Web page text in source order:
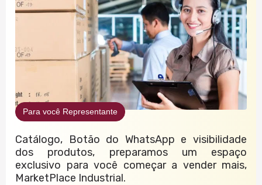
Para você Representante
Catálogo, Botão do WhatsApp e visibilidade
dos produtos, preparamos um espaço
exclusivo para você começar a vender mais,
MarketPlace Industrial.